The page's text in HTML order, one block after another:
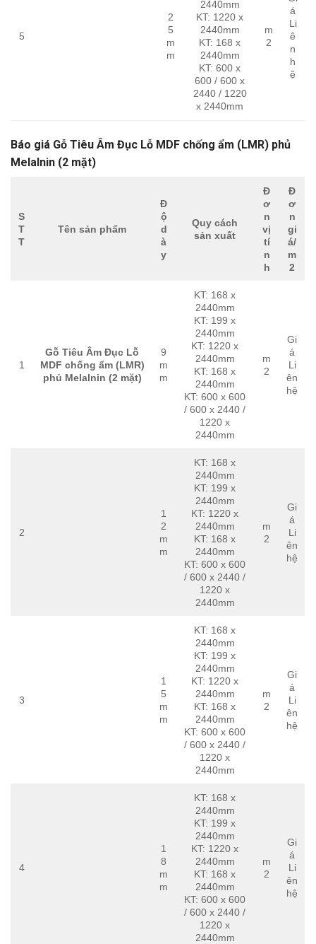
5
2
5
m
m
2440mm
KT: 1220 x
2440mm
KT: 168 x
2440mm
KT: 600 x
600 / 600 x
2440 / 1220
x 2440mm
m
2
á
Li
ê
n
h
ệ
Báo giá Gỗ Tiêu Âm Đục Lỗ MDF chống ẩm (LMR) phủ
Melalnin (2 mặt)
S
T
T
Tên sản phẩm
Đ
ộ
d
à
y
Quy cách
sản xuất
Đ
ơ
n
vị
tí
n
h
Đ
ơ
n
gi
á/
m
2
1
Gỗ Tiêu Âm Đục Lỗ
MDF chống ẩm (LMR)
phủ Melalnin (2 mặt)
9
m
m
KT: 168 x
2440mm
KT: 199 x
2440mm
KT: 1220 x
2440mm
KT: 168 x
2440mm
KT: 600 x 600
/ 600 x 2440 /
1220 x
2440mm
m
2
Gi
á
Li
ên
hệ
2
1
2
m
m
KT: 168 x
2440mm
KT: 199 x
2440mm
KT: 1220 x
2440mm
KT: 168 x
2440mm
KT: 600 x 600
/ 600 x 2440 /
1220 x
2440mm
m
2
Gi
á
Li
ên
hệ
3
1
5
m
m
KT: 168 x
2440mm
KT: 199 x
2440mm
KT: 1220 x
2440mm
KT: 168 x
2440mm
KT: 600 x 600
/ 600 x 2440 /
1220 x
2440mm
m
2
Gi
á
Li
ên
hệ
4
1
8
m
m
KT: 168 x
2440mm
KT: 199 x
2440mm
KT: 1220 x
2440mm
KT: 168 x
2440mm
KT: 600 x 600
/ 600 x 2440 /
1220 x
2440mm
m
2
Gi
á
Li
ên
hệ